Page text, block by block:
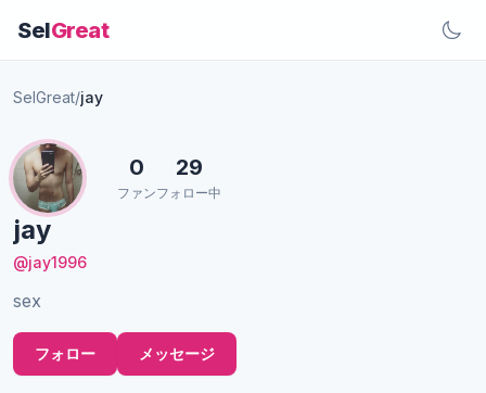
SelGreat
SelGreat/jay
jay
@jay1996
sex
0
ファン
29
フォロー中
フォロー メッセージ